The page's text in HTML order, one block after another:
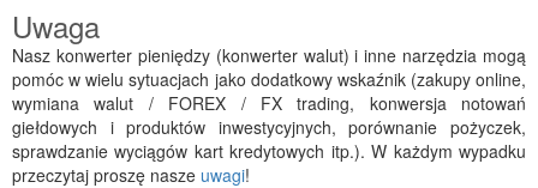
Uwaga
Nasz konwerter pieniędzy (konwerter walut) i inne narzędzia mogą
pomóc w wielu sytuacjach jako dodatkowy wskaźnik (zakupy online,
wymiana walut / FOREX / FX trading, konwersja notowań
giełdowych i produktów inwestycyjnych, porównanie pożyczek,
sprawdzanie wyciągów kart kredytowych itp.). W każdym wypadku
przeczytaj proszę nasze uwagi!